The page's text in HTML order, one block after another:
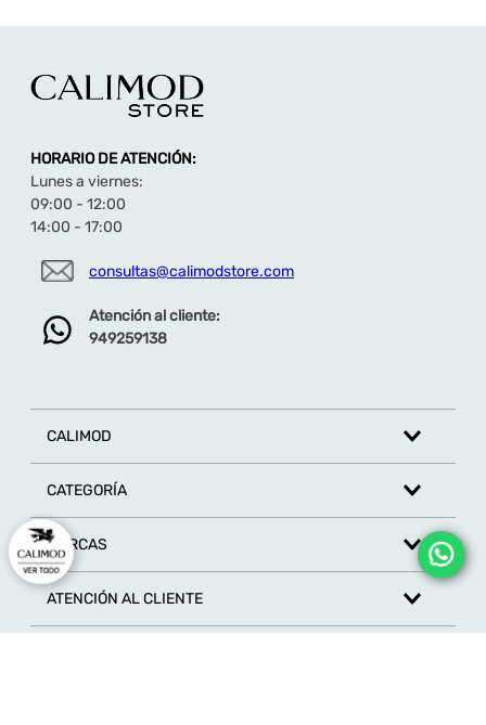
HORARIO DE ATENCIÓN:
Lunes a viernes:
09:00 - 12:00
14:00 - 17:00
consultas@calimodstore.com
Atención al cliente:
949259138
CALIMOD
CATEGORÍA
MARCAS
ATENCIÓN AL CLIENTE